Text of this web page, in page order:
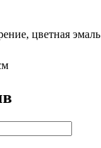
цветная эмаль